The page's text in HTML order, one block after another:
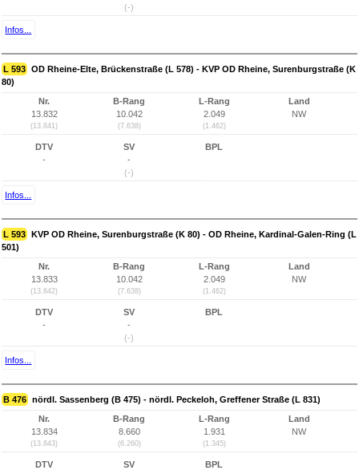
(-)
Infos...
L 593 OD Rheine-Elte, Brückenstraße (L 578) - KVP OD Rheine, Surenburgstraße (K
80)
Nr.
13.832
(13.841)
B-Rang
10.042
(7.638)
L-Rang
2.049
(1.462)
Land
NW
DTV
-
SV
-
(-)
BPL
Infos...
L 593 KVP OD Rheine, Surenburgstraße (K 80) - OD Rheine, Kardinal-Galen-Ring (L
501)
Nr.
13.833
(13.842)
B-Rang
10.042
(7.638)
L-Rang
2.049
(1.462)
Land
NW
DTV
-
SV
-
(-)
BPL
Infos...
B 476 nördl. Sassenberg (B 475) - nördl. Peckeloh, Greffener Straße (L 831)
Nr.
13.834
(13.843)
B-Rang
8.660
(6.260)
L-Rang
1.931
(1.345)
Land
NW
DTV
SV
BPL